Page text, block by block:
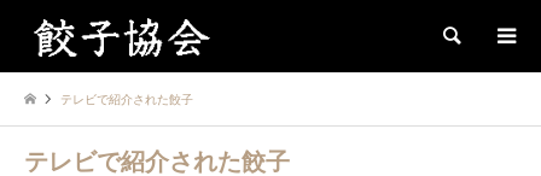
Search
テレビで紹介された餃子
テレビで紹介された餃子